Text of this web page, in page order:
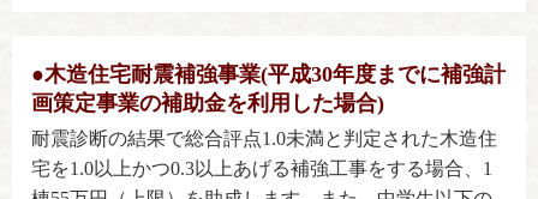
●木造住宅耐震補強事業(平成30年度までに補強計
画策定事業の補助金を利用した場合)
耐震診断の結果で総合評点1.0未満と判定された木造住
宅を1.0以上かつ0.3以上あげる補強工事をする場合、1